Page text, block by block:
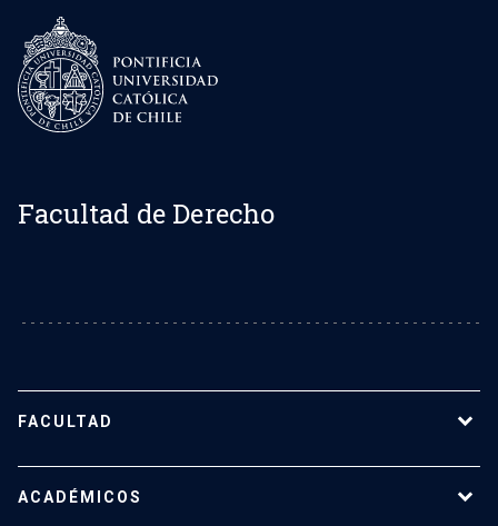
Facultad de Derecho
FACULTAD
ACADÉMICOS